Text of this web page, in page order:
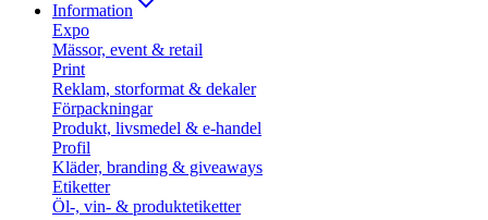
Information
Expo
Mässor, event & retail
Print
Reklam, storformat & dekaler
Förpackningar
Produkt, livsmedel & e-handel
Profil
Kläder, branding & giveaways
Etiketter
Öl-, vin- & produktetiketter